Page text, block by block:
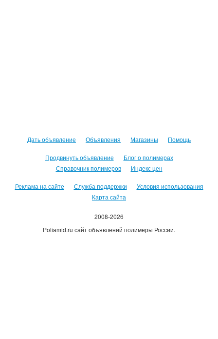
Дать объявление Объявления Магазины Помощь
Продвинуть объявление
Блог о полимерах
Справочник полимеров
Индекс цен
Реклама на сайте Служба поддержки
Условия использования
Карта сайта
2008-2026
Poliamid.ru сайт объявлений полимеры России.